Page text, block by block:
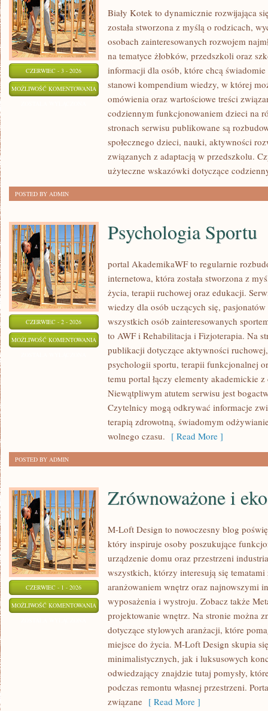
CZERWIEC - 3 - 2026
MOŻLIWOŚĆ KOMENTOWANIA PRZEDSZKOLA
ŻLOBKI
Biały Kotek to dynamicznie rozwijająca
została stworzona z myślą o rodzicach,
osobach zainteresowanych rozwojem
na tematyce żłobków, przedszkoli oraz
informacji dla osób, które chcą
stanowi kompendium wiedzy, w której
omówienia oraz wartościowe treści
codziennym funkcjonowaniem dzieci na
stronach serwisu publikowane są
społecznego dzieci, nauki, aktywności
związanych z adaptacją w przedszkolu.
użyteczne wskazówki dotyczące
POSTED BY ADMIN
CZERWIEC - 2 - 2026
MOŻLIWOŚĆ KOMENTOWANIA PSYCHOLOGIA
SPORTU
Psychologia Sportu
portal AkademikaWF to regularnie
internetowa, która została stworzona z
życia, terapii ruchowej oraz edukacji.
wiedzy dla osób uczących się,
wszystkich osób zainteresowanych
to AWF i Rehabilitacja i Fizjoterapia. Na
publikacji dotyczące aktywności
psychologii sportu, terapii funkcjonalnej
temu portal łączy elementy akademickie
Niewątpliwym atutem serwisu jest
Czytelnicy mogą odkrywać informacje
terapią zdrowotną, świadomym
wolnego czasu. [ Read More ]
POSTED BY ADMIN
CZERWIEC - 1 - 2026
MOŻLIWOŚĆ KOMENTOWANIA ZRÓWNOWAŻONE
WNĘTRZA
Zrównoważone i
M-Loft Design to nowoczesny blog
który inspiruje osoby poszukujące
urządzenie domu oraz przestrzeni
wszystkich, którzy interesują się
aranżowaniem wnętrz oraz najnowszymi
wyposażenia i wystroju. Zobacz także
projektowanie wnętrz. Na stronie można
dotyczące stylowych aranżacji, które
miejsce do życia. M-Loft Design skupia
minimalistycznych, jak i luksusowych
odwiedzający znajdzie tutaj pomysły,
podczas remontu własnej przestrzeni.
związane [ Read More ]